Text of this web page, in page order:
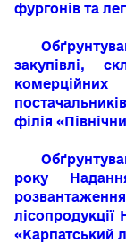
фургонів та
закупівлі,
філія
року Н
лісопродукції
«Карпатський